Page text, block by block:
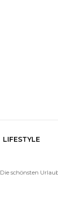
LIFESTYLE
Die schönsten